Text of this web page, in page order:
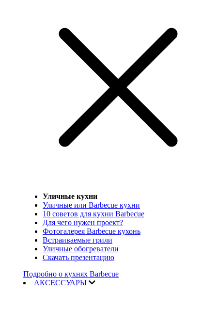
Уличные кухни
Уличные или Barbecue кухни
10 советов для кухни Barbecue
Для чего нужен проект?
Фотогалерея Barbecue кухонь
Встраиваемые грили
Уличные обогреватели
Скачать презентацию
Подробно о кухнях Barbecue
АКСЕССУАРЫ